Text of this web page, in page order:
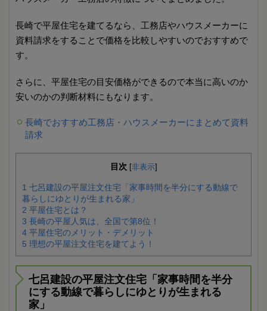
長崎で平屋住宅を建てるなら、工務店やハウスメーカーに
資料請求をすることで価格を比較しやすいのでおすすめで
す。
さらに、平屋住宅の目安価格ができるので本当に高いのか
安いのかの判断材料にもなります。
長崎でおすすめ工務店・ハウスメーカーにまとめて資料
請求
目次 [非表示]
1 七呂建設の平屋注文住宅「家事時間を半分にする動線で
暮らしにゆとりが生まれる家」
2 平屋住宅とは？
3 長崎の平屋人気は、全国で第8位！
4 平屋住宅のメリット・デメリット
5 理想の平屋注文住宅を建てよう！
七呂建設の平屋注文住宅「家事時間を半分
にする動線で暮らしにゆとりが生まれる
家」